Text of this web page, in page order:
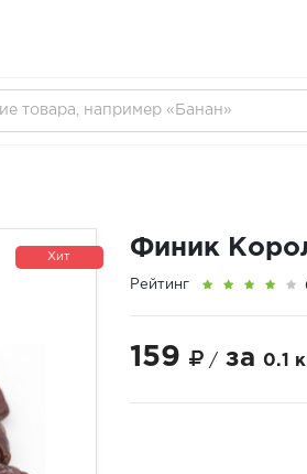
Хит Финик
Рейтинг
159 /за 0.1